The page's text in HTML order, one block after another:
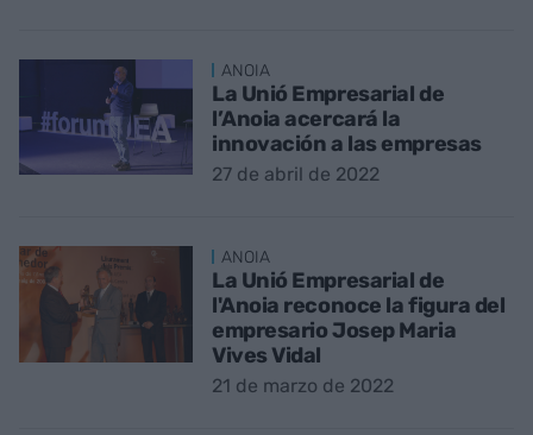
ANOIA
La Unió Empresarial de
l’Anoia acercará la
innovación a las empresas
27 de abril de 2022
ANOIA
La Unió Empresarial de
l'Anoia reconoce la figura del
empresario Josep Maria
Vives Vidal
21 de marzo de 2022